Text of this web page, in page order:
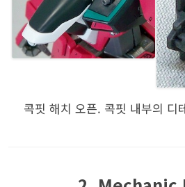
콕핏 해치 오픈. 콕핏 내부의 디